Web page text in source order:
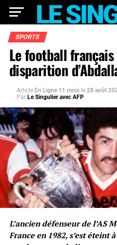
SPORTS
Le football
disparition
Article En Ligne 11 mois le 28 août
Par Le Singulier avec AFP
L’ancien défenseur de l’AS
France en 1982, s’est éteint